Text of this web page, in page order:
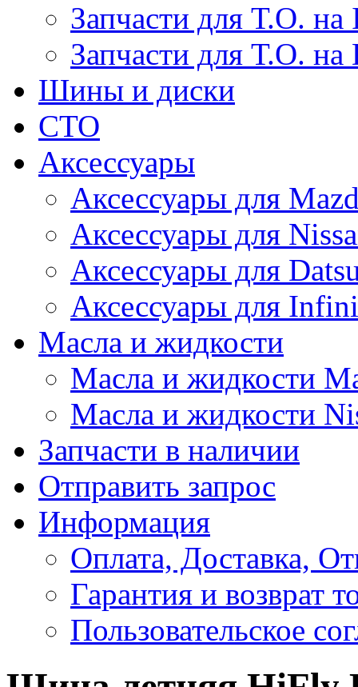
Запчасти для Т.О.
Запчасти для Т.О. на
Шины и диски
СТО
Аксессуары
Аксессуары для
Аксессуары для
Аксессуары для
Аксессуары для
Масла и жидкости
Масла и жидкости
Масла и жидкости
Запчасти в наличии
Отправить запрос
Информация
Оплата, Доставка,
Гарантия и возврат
Пользовательское